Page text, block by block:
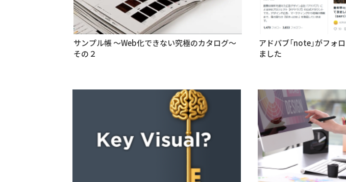
サンプル帳 〜Web化できない究極のカタログ〜
その２
アドパブ「note」がフォ
ました